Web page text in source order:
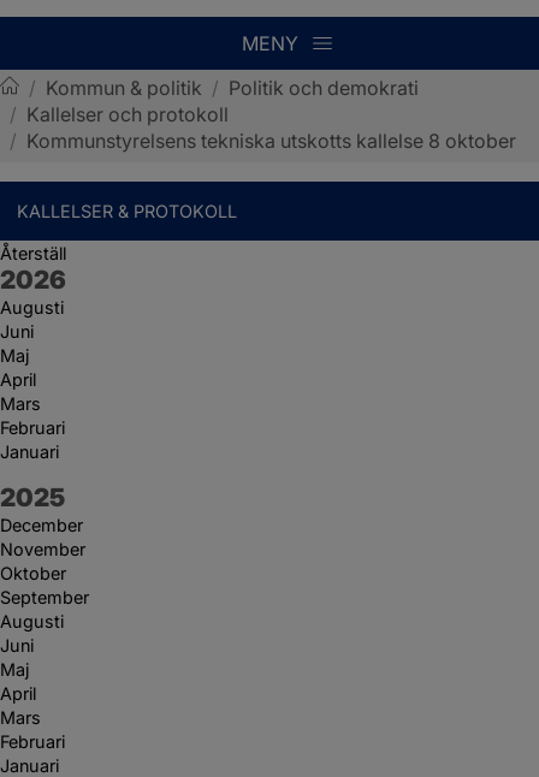
MENY
Sotenäs kommun
/ Kommun & politik / Politik och demokrati
/ Kallelser och protokoll
/ Kommunstyrelsens tekniska utskotts kallelse 8 oktober
KALLELSER & PROTOKOLL
Återställ
År:
2026
Augusti
Juni
Maj
April
Mars
Februari
Januari
År:
2025
December
November
Oktober
September
Augusti
Juni
Maj
April
Mars
Februari
Januari